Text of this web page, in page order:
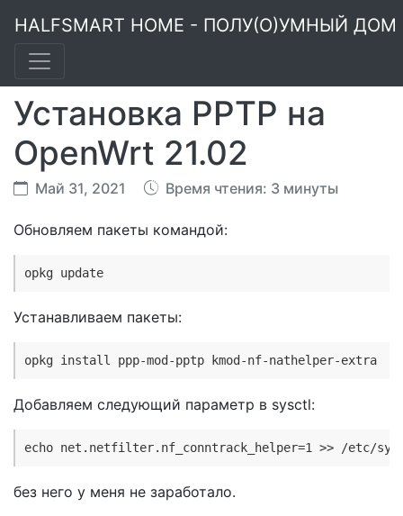
HALFSMART HOME - ПОЛУ(О)УМНЫЙ ДОМ
Установка PPTP на
OpenWrt 21.02
Май 31, 2021 Время чтения: 3 минуты
Обновляем пакеты командой:
opkg update
Устанавливаем пакеты:
opkg install ppp-mod-pptp kmod-nf-nathelper-extra
Добавляем следующий параметр в sysctl:
echo net.netfilter.nf_conntrack_helper=1 >> /etc/
без него у меня не заработало.